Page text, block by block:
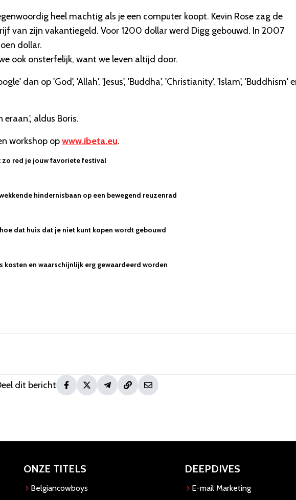
heel machtig als je een computer koopt. Kevin Rose zag de
van zijn vakantiegeld. Voor 1200 dollar werd Digg gebouwd. In 2007
dollar.
ook onsterfelijk, want we leven altijd door.
dan op 'God', 'Allah', 'Jesus', 'Buddha', 'Christianity', 'Islam', 'Buddhism'
aldus Boris.
workshop opwww.ibeta.eu.
red je jouw favoriete festival
hindernisbaan op een bewegend reuzenrad
dat huis dat je niet kunt kopen wordt gebouwd
kosten en waarschijnlijk erg gewaardeerd worden
dit bericht
ONZE TITELS
Belgiancowboys
DEEPDIVES
E-mail Marketing